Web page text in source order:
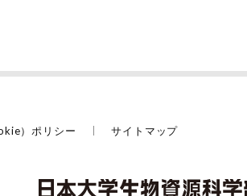
）ポリシー サイトマップ